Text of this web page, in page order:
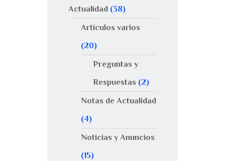
Actualidad (38)
Artículos varios
(20)
Preguntas y
Respuestas (2)
Notas de Actualidad
(4)
Noticias y Anuncios
(15)